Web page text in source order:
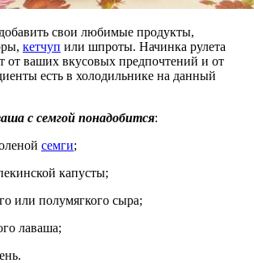
свои любимые продукты,
кетчуп или шпроты. Начинка рулета
от ваших вкусовых предпочтений и от
есть в холодильнике на данный
с семгой понадобится:
семги;
капусты;
или полумягкого сыра;
лаваша;